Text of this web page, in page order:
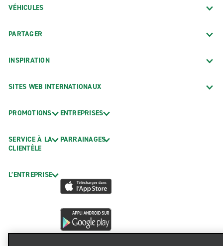
VÉHICULES
PARTAGER
INSPIRATION
SITES WEB INTERNATIONAUX
PROMOTIONS
SERVICE À LA
CLIENTÈLE
L’ENTREPRISE
ENTREPRISES
PARRAINAGES